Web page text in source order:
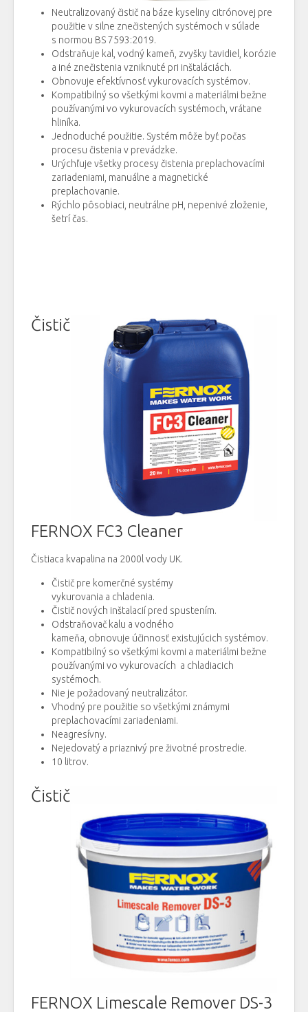
Neutralizovaný čistič na báze kyseliny citrónovej pre
použitie v silne znečistených systémoch v súlade
s normou BS 7593:2019.
Odstraňuje kal, vodný kameň, zvyšky tavidiel, korózie
a iné znečistenia vzniknuté pri inštaláciách.
Obnovuje efektívnosť vykurovacích systémov.
Kompatibilný so všetkými kovmi a materiálmi bežne
používanými vo vykurovacích systémoch, vrátane
hliníka.
Jednoduché použitie. Systém môže byť počas
procesu čistenia v prevádzke.
Urýchľuje všetky procesy čistenia preplachovacími
zariadeniami, manuálne a magnetické
preplachovanie.
Rýchlo pôsobiaci, neutrálne pH, nepenivé zloženie,
šetrí čas.
Čistič
FERNOX FC3 Cleaner
Čistiaca kvapalina na 2000l vody UK.
Čistič pre komerčné systémy
vykurovania a chladenia.
Čistič nových inštalacií pred spustením.
Odstraňovač kalu a vodného
kameňa, obnovuje účinnosť existujúcich systémov.
Kompatibilný so všetkými kovmi a materiálmi bežne
používanými vo vykurovacích a chladiacich
systémoch.
Nie je požadovaný neutralizátor.
Vhodný pre použitie so všetkými známymi
preplachovacími zariadeniami.
Neagresívny.
Nejedovatý a priaznivý pre životné prostredie.
10 litrov.
Čistič
FERNOX Limescale Remover DS-3